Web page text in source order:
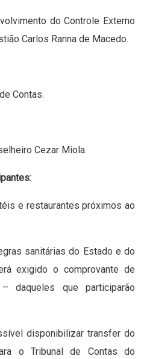
do Controle Externo
Carlos Ranna de Macedo.
ACT
Contas.
Cezar Miola.
e restaurantes próximos ao
sanitárias do Estado e do
exigido o comprovante de
daqueles que participarão
disponibilizar transfer do
o Tribunal de Contas do